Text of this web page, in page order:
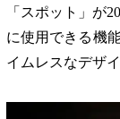
「スポット」が
に使用できる機
イムレスなデザ